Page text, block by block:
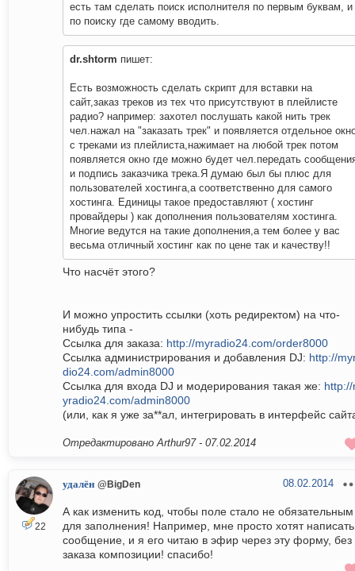
есть там сделать поиск исполнителя по первым буквам, и
по поиску где самому вводить.
dr.shtorm пишет:
Есть возможность сделать скрипт для вставки на
сайт,заказ треков из тех что присутствуют в плейлисте
радио? например: захотел послушать какой нить трек
чел.нажал на "заказать трек" и появляется отдельное
с треками из плейлиста,нажимает на любой трек потом
появляется окно где можно будет чел.передать
и подпись заказчика трека.Я думаю был бы плюс для
пользователей хостинга,а соответственно для самого
хостинга. Единицы такое предоставляют ( хостинг
провайдеры ) как дополнения пользователям хостинга.
Многие ведутся на такие дополнения,а тем более у вас
весьма отличный хостинг как по цене так и качеству!!
Что насчёт этого?
И можно упростить ссылки (хоть редиректом) на что-
нибудь типа -
Ссылка для заказа: http://myradio24.com/order8000
Ссылка администрирования и добавления DJ: http://
dio24.com/admin8000
Ссылка для входа DJ и модерирования такая же: http://
yradio24.com/admin8000
(или, как я уже за**ал, интегрировать в интерфейс
Отредактировано Arthur97 - 07.02.2014
22
удалён @BigDen 08.02.2014
А как изменить код, чтобы поле стало не обязательным
для заполнения! Например, мне просто хотят написать
сообщение, и я его читаю в эфир через эту форму, без
заказа композиции! спасибо!